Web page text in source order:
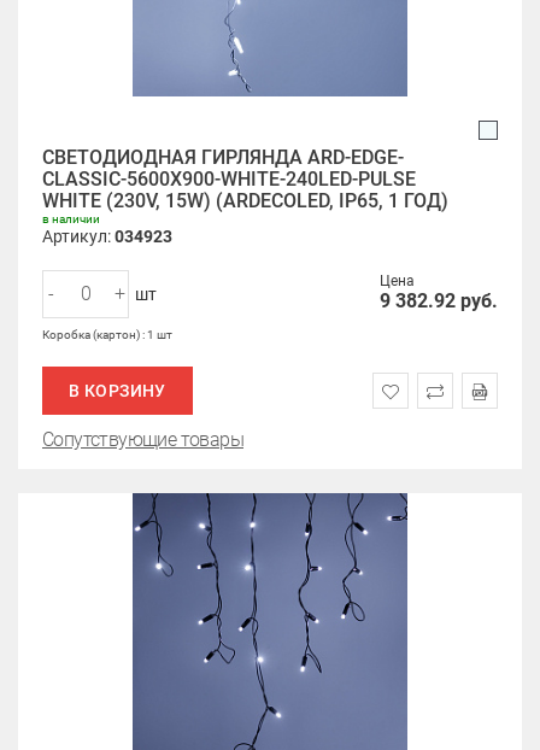
СВЕТОДИОДНАЯ ГИРЛЯНДА ARD-EDGE-
CLASSIC-5600X900-WHITE-240LED-PULSE
WHITE (230V, 15W) (ARDECOLED, IP65, 1 ГОД)
в наличии
Артикул:034923
Цена
9 382.92 руб.
- + шт
Коробка (картон) : 1 шт
В КОРЗИНУ
Сопутствующие товары